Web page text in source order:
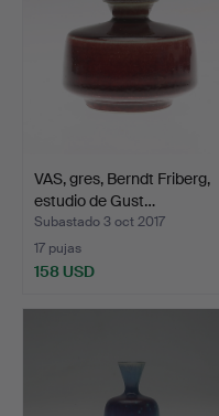
VAS, gres, Berndt Friberg,
estudio de Gust…
Subastado 3 oct 2017
17 pujas
158 USD